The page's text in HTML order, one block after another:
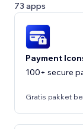
73 apps
Payment
100+ secure
Gratis pakket